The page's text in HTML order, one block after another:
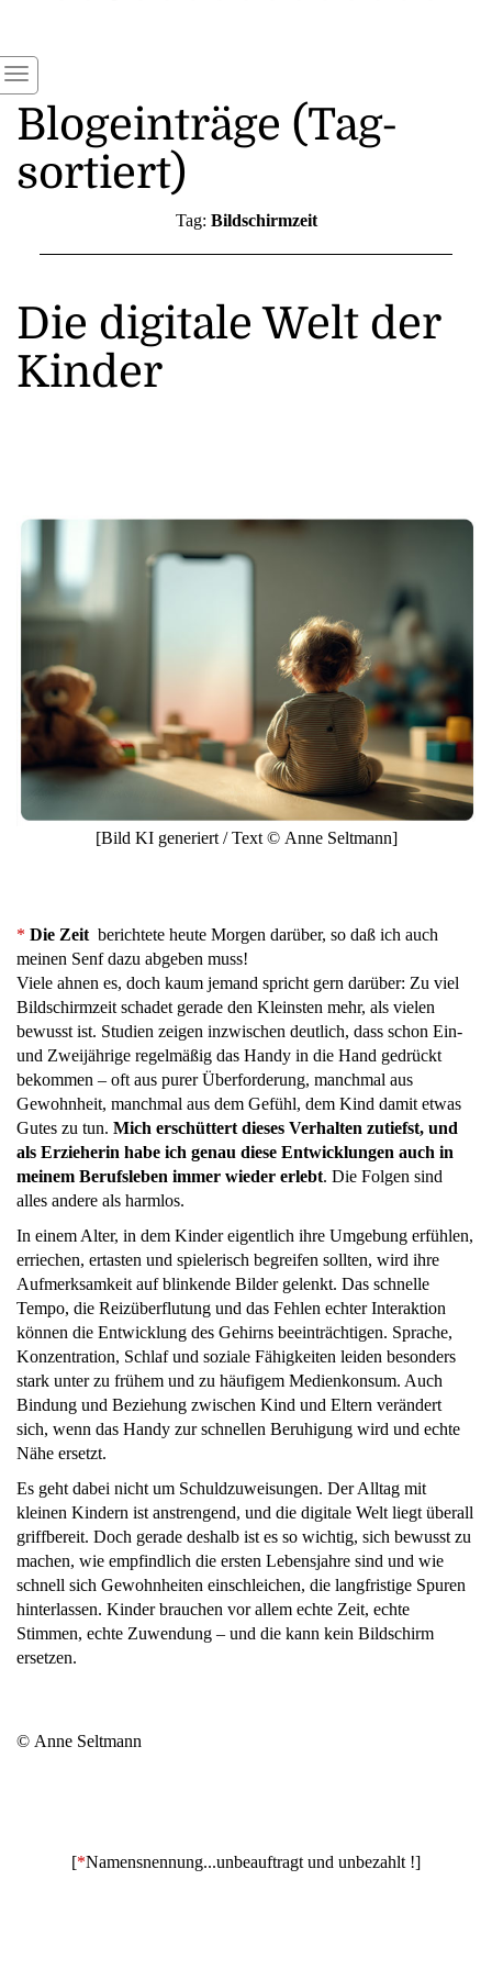
Blogeinträge (Tag-
sortiert)
Tag: Bildschirmzeit
Die digitale Welt der
Kinder
[Bild KI generiert / Text © Anne Seltmann]
* Die Zeit berichtete heute Morgen darüber, so daß ich auch
meinen Senf dazu abgeben muss!
Viele ahnen es, doch kaum jemand spricht gern darüber: Zu viel
Bildschirmzeit schadet gerade den Kleinsten mehr, als vielen
bewusst ist. Studien zeigen inzwischen deutlich, dass schon Ein-
und Zweijährige regelmäßig das Handy in die Hand gedrückt
bekommen – oft aus purer Überforderung, manchmal aus
Gewohnheit, manchmal aus dem Gefühl, dem Kind damit etwas
Gutes zu tun. Mich erschüttert dieses Verhalten zutiefst, und
als Erzieherin habe ich genau diese Entwicklungen auch in
meinem Berufsleben immer wieder erlebt. Die Folgen sind
alles andere als harmlos.
In einem Alter, in dem Kinder eigentlich ihre Umgebung erfühlen,
erriechen, ertasten und spielerisch begreifen sollten, wird ihre
Aufmerksamkeit auf blinkende Bilder gelenkt. Das schnelle
Tempo, die Reizüberflutung und das Fehlen echter Interaktion
können die Entwicklung des Gehirns beeinträchtigen. Sprache,
Konzentration, Schlaf und soziale Fähigkeiten leiden besonders
stark unter zu frühem und zu häufigem Medienkonsum. Auch
Bindung und Beziehung zwischen Kind und Eltern verändert
sich, wenn das Handy zur schnellen Beruhigung wird und echte
Nähe ersetzt.
Es geht dabei nicht um Schuldzuweisungen. Der Alltag mit
kleinen Kindern ist anstrengend, und die digitale Welt liegt überall
griffbereit. Doch gerade deshalb ist es so wichtig, sich bewusst zu
machen, wie empfindlich die ersten Lebensjahre sind und wie
schnell sich Gewohnheiten einschleichen, die langfristige Spuren
hinterlassen. Kinder brauchen vor allem echte Zeit, echte
Stimmen, echte Zuwendung – und die kann kein Bildschirm
ersetzen.
© Anne Seltmann
[*Namensnennung...unbeauftragt und unbezahlt !]